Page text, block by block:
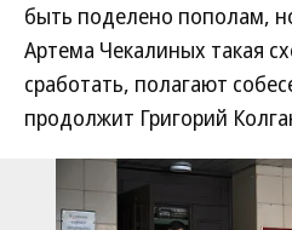
быть поделено пополам,
Артема Чекалиных такая
сработать, полагают
продолжит Григорий